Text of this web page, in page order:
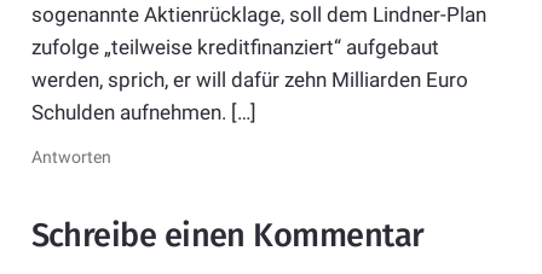
sogenannte Aktienrücklage, soll dem Lindner-Plan
zufolge „teilweise kreditfinanziert“ aufgebaut
werden, sprich, er will dafür zehn Milliarden Euro
Schulden aufnehmen. […]
Antworten
Schreibe einen Kommentar